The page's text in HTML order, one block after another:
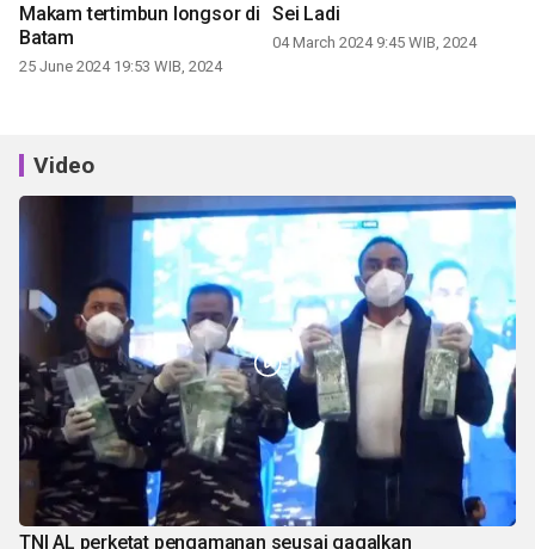
Makam tertimbun longsor di
Batam
25 June 2024 19:53 WIB, 2024
Sei Ladi
04 March 2024 9:45 WIB, 2024
Video
TNI AL perketat pengamanan seusai gagalkan